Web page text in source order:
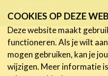
links
Jump
to
navigation
FR NL
Home Activiteiten
SEO MeetUp: Les tendances en
COOKIES OP DEZE
Deze website maakt
functioneren. Als je wilt
mogen gebruiken, kan je
wijzigen. Meer informatie